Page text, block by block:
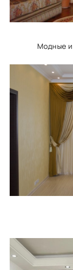
Модные и